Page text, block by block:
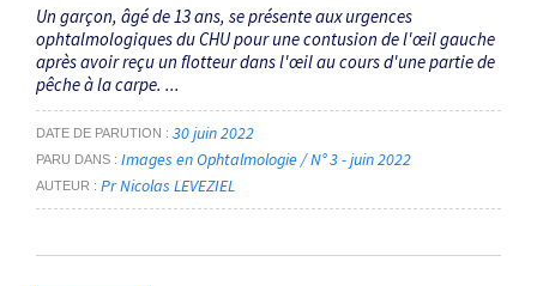
membrane épirétinienne ×
Dates
Du
Un garçon, âgé de 13 ans, se présente aux urgences
ophtalmologiques du CHU pour une contusion de l'œil gauche
après avoir reçu un flotteur dans l'œil au cours d'une partie de
pêche à la carpe. ...
DATE DE PARUTION 30 juin 2022
PARU DANS Images en Ophtalmologie / N° 3 - juin 2022
AUTEUR Pr Nicolas LEVEZIEL